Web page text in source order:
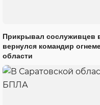
Прикрывал сослуживцев
вернулся командир
области